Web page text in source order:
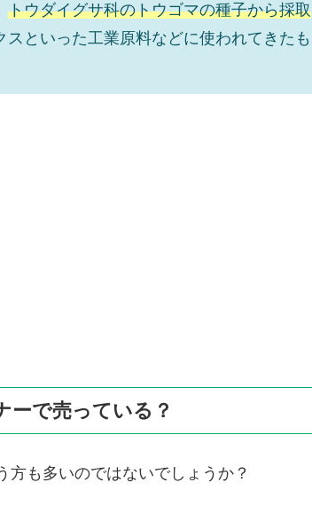
トウダイグサ科のトウゴマの種子から採取
といった工業原料などに使われてきたも
ーで売っている？
方も多いのではないでしょうか？